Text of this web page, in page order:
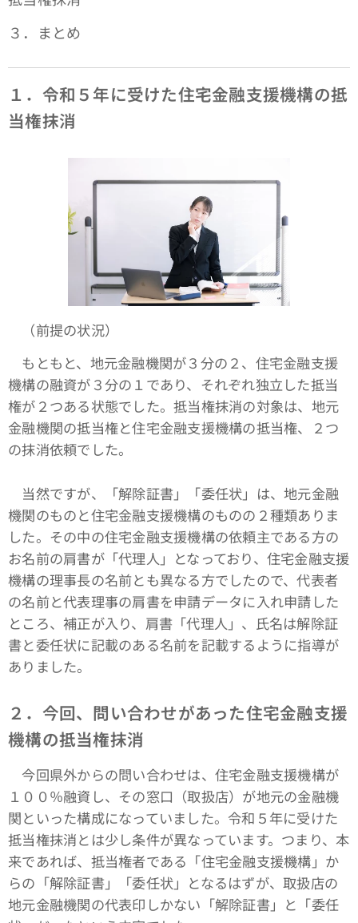
３．まとめ
１．令和５年に受けた住宅金融支援機構の抵
当権抹消
（前提の状況）
もともと、地元金融機関が３分の２、住宅金融支援
機構の融資が３分の１であり、それぞれ独立した抵当
権が２つある状態でした。抵当権抹消の対象は、地元
金融機関の抵当権と住宅金融支援機構の抵当権、２つ
の抹消依頼でした。
当然ですが、「解除証書」「委任状」は、地元金融
機関のものと住宅金融支援機構のものの２種類ありま
した。その中の住宅金融支援機構の依頼主である方の
お名前の肩書が「代理人」となっており、住宅金融支援
機構の理事長の名前とも異なる方でしたので、代表者
の名前と代表理事の肩書を申請データに入れ申請した
ところ、補正が入り、肩書「代理人」、氏名は解除証
書と委任状に記載のある名前を記載するように指導が
ありました。
２．今回、問い合わせがあった住宅金融支援
機構の抵当権抹消
今回県外からの問い合わせは、住宅金融支援機構が
１００％融資し、その窓口（取扱店）が地元の金融機
関といった構成になっていました。令和５年に受けた
抵当権抹消とは少し条件が異なっています。つまり、本
来であれば、抵当権者である「住宅金融支援機構」か
らの「解除証書」「委任状」となるはずが、取扱店の
地元金融機関の代表印しかない「解除証書」と「委任